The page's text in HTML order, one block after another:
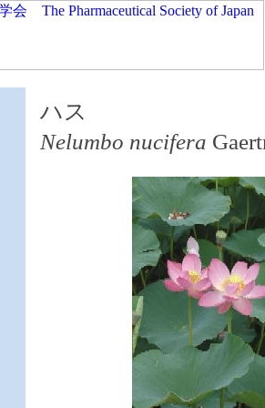
ハス
Nelumbo nucifera